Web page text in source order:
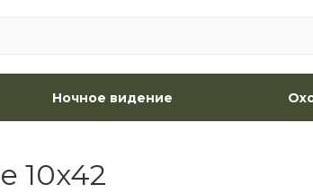
Ночное видение
10x42